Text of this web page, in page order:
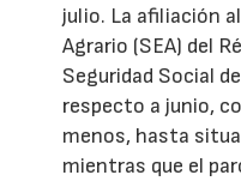
julio. La afiliación
Agrario (SEA) del
Seguridad Social
respecto a junio,
menos, hasta
mientras que el